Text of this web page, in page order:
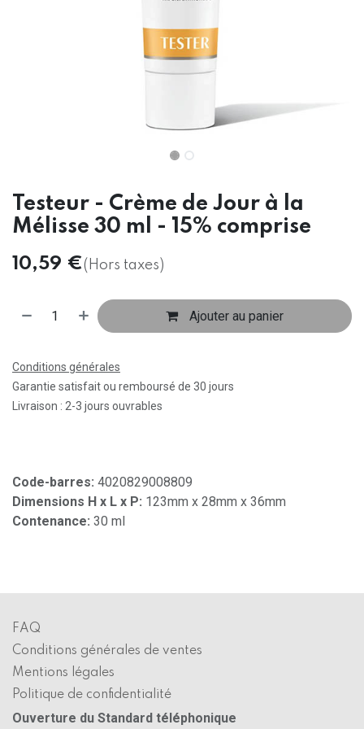
Testeur - Crème de Jour à la
Mélisse 30 ml - 15% comprise
10,59 €(Hors taxes)
Ajouter au panier
Conditions générales
Garantie satisfait ou remboursé de 30 jours
Livraison : 2-3 jours ouvrables
Code-barres: 4020829008809
Dimensions H x L x P: 123mm x 28mm x 36mm
Contenance: 30 ml
FAQ
Conditions générales de ventes
Mentions légales
Politique de confidentialité
Ouverture du Standard téléphonique